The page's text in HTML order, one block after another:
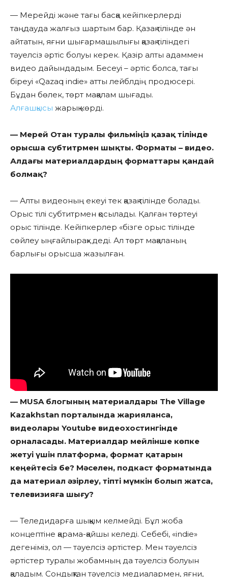
— Мерейді және тағы басқа кейіпкерлерді
таңдауда жалғыз шартым бар. Қазақ тілінде ән
айтатын, яғни шығармашылығы қазақ тіліндегі
тәуелсіз әртіс болуы керек. Қазір алты адаммен
видео дайындадым. Бесеуі – әртіс болса, тағы
біреуі «Qazaq indie» атты лейблдің продюсері.
Бұдан бөлек, төрт мақалам шығады.
Алғашқысы жарық көрді.
— Мерей Отан туралы фильміңіз қазақ тілінде
орысша субтитрмен шықты. Форматы – видео.
Алдағы материалдардың форматтары қандай
болмақ?
— Алты видеоның екеуі тек қазақ тілінде болады.
Орыс тілі субтитрмен қосылады. Қалған төртеуі
орыс тілінде. Кейіпкерлер «бізге орыс тілінде
сөйлеу ыңғайлырақ» деді. Ал төрт мақаланың
барлығы орысша жазылған.
— MUSA блогының материалдары The Village
Kazakhstan порталында жарияланса,
видеолары Youtube видеохостингінде
орналасады. Материалдар мейлінше көпке
жетуі үшін платформа, формат қатарын
кеңейтесіз бе? Мәселен, подкаст форматында
да материал әзірлеу, тіпті мүмкін болып жатса,
телевизияға шығу?
— Теледидарға шыққым келмейді. Бұл жоба
концептіне қарама-қайшы келеді. Себебі, «indie»
дегеніміз, ол — тәуелсіз әртістер. Мен тәуелсіз
әртістер туралы жобамның да тәуелсіз болуын
қаладым. Сондықтан тәуелсіз медиалармен, яғни,